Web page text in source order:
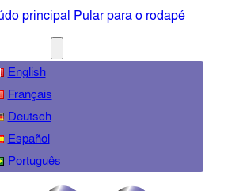
principal Pular para o rodapé
English
Français
Deutsch
Español
Português